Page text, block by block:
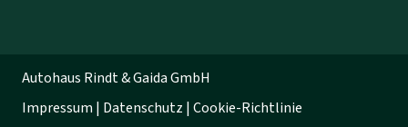
Autohaus Rindt & Gaida GmbH
Impressum | Datenschutz |Cookie-Richtlinie